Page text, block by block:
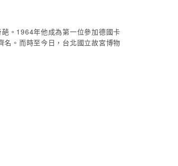
。1964年他成為第一位參加德國卡
。而時至今日，台北國立故宮博物